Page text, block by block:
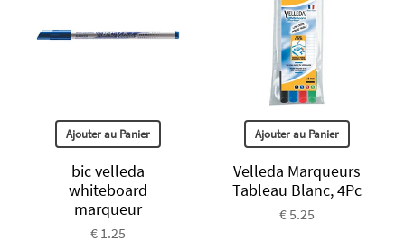
Ajouter au Panier
bic velleda
whiteboard
marqueur
€ 1.25
Ajouter au Panier
Velleda Marqueurs
Tableau Blanc, 4Pc
€ 5.25